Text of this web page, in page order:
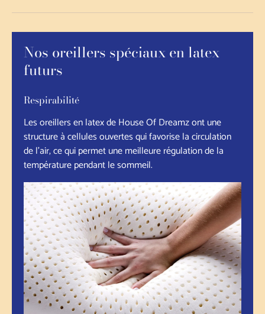
Nos oreillers spéciaux en latex
futurs
Respirabilité
Les oreillers en latex de House Of Dreamz ont une
structure à cellules ouvertes qui favorise la circulation
de l'air, ce qui permet une meilleure régulation de la
température pendant le sommeil.